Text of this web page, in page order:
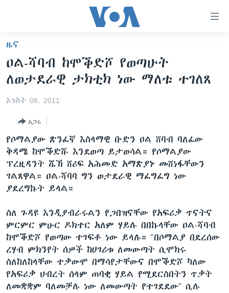
ማገናኛዎች
ዋናው
ይዘት
ወደ
እለፍ
ወደ
ዋናው
ይዘት
እለፍ
አሜሪካ
መካከለኛው ምሥራቅ
ቪዲዮ
የፎቶ መድብሎች
ክምችት
Learning English
ይከተሉን
ቋንቋዎች
ዜና
ዐል-ሻባብ ከሞቕድሾ የወጣሁት
ለወታደራዊ ታክቲክ ነው ማለቱ ተገለጸ
ኦገስት 08, 2011
አጋሩ
የሶማልያው ጽንፈኛ እስላማዊ ቡድን ዐል ሸባብ ባለፈው
ቅዳሜ ከሞቕድሹ እንደወጣ ይታወሳል። የሶማልያው
ፕረዚዳንት ሼኽ ሸሪፍ አሕመድ አማጽያኑ መሸነፋቸውን
ገልጸዋል። ዐል-ሻባባ ግን ወታደራዊ ማፈግፈግ ነው
ያደረግኩት ይላል።
ስለ ጉዳዩ እንዲያብራሩልን የጋበዝናቸው የአፍሪቃ ጥናትና
ምርምር ምሁር ዶክተር አለም ሃይሉ በበኩላቸው ዐል-ሻባብ
ከሞቕድሾ የወጣው ተገፍቶ ነው ይላሉ። "በሶማልያ በደረሰው
ረሃብ ምክንየት ሰዎች ከሀገሪቱ ለመውጣት ሲሞክሩ
ስለከለከላቸው ተቃውሞ በማሳየታቸውና በሞቕድሾ ካለው
የአፍሪቃ ህብረት ሰላም ጠባቂ ሃይል የሚደርስበትን ጥቃት
ለመቋቋም ባለመቻሉ ነው ለመውጣት የተገደደው" ሲሉ